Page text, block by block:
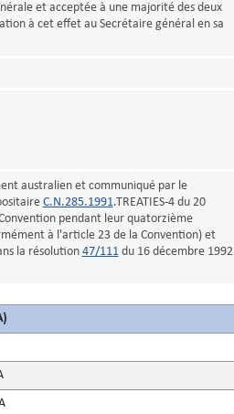
et acceptée à une majorité des deux
à cet effet au Secrétaire général en sa
australien et communiqué par le
C.N.285.1991.TREATIES-4 du 20
pendant leur quatorzième
à l'article 23 de la Convention) et
la résolution 47/111du 16 décembre